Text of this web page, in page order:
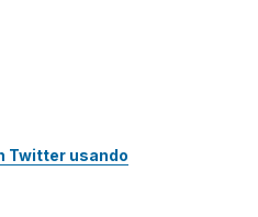
Twitter usando